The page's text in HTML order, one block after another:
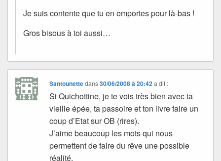
Je suis contente que tu en emportes pour là-bas !
Gros bisous à toi aussi…
Santounettedans30/06/2008 à 20:42 a dit :
Si Quichottine, je te vois très bien avec ta
vieille épée, ta passoire et ton livre faire un
coup d’Etat sur OB (rires).
J’aime beaucoup les mots qui nous
permettent de faire du rêve une possible
réalité.